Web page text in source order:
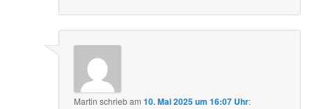
Martin schriebam10. Mai 2025 um 16:07 Uhr: